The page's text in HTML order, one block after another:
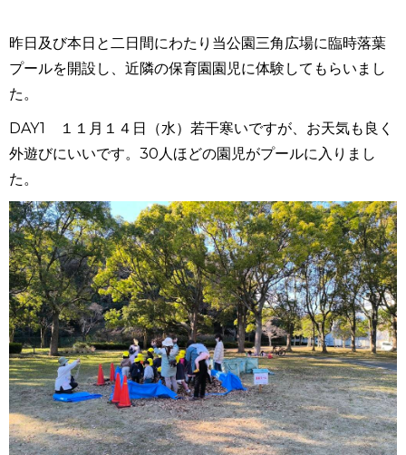
昨日及び本日と二日間にわたり当公園三角広場に臨時落葉
プールを開設し、近隣の保育園園児に体験してもらいまし
た。
DAY1 １１月１４日（水）若干寒いですが、お天気も良く
外遊びにいいです。30人ほどの園児がプールに入りまし
た。